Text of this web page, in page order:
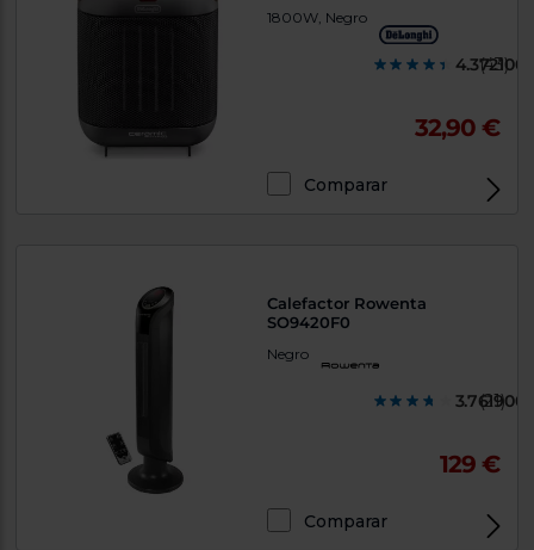
1800W, Negro
(43)
32,90 €
Comparar
Calefactor Rowenta
SO9420F0
Negro
(21)
129 €
Comparar